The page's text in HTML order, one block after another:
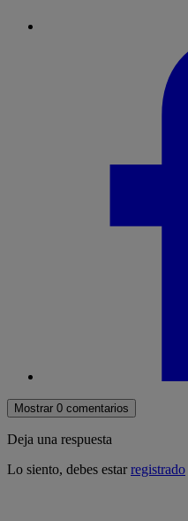
Mostrar 0 comentarios
Deja una respuesta
Lo siento, debes estarregistrado